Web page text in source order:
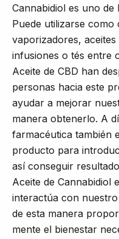
Cannabidiol es uno
Puede utilizarse como
vaporizadores,
infusiones o tés entre
Aceite de CBD han
personas hacia este
ayudar a mejorar
manera obtenerlo. A
farmacéutica también
producto para
así conseguir
Aceite de Cannabidiol
interactúa con
de esta manera
mente el bienestar